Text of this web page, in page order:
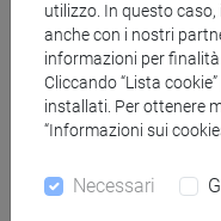
segui il feed
Cerca nel sito
utilizzo. In questo
anche con i nostri
informazioni per
Cliccando “Lista
installati. Per ottenere
“Informazioni sui
Necessari